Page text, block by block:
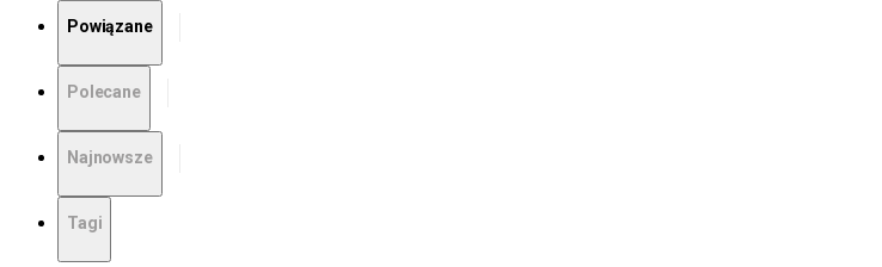
Powiązane
Polecane
Najnowsze
Tagi